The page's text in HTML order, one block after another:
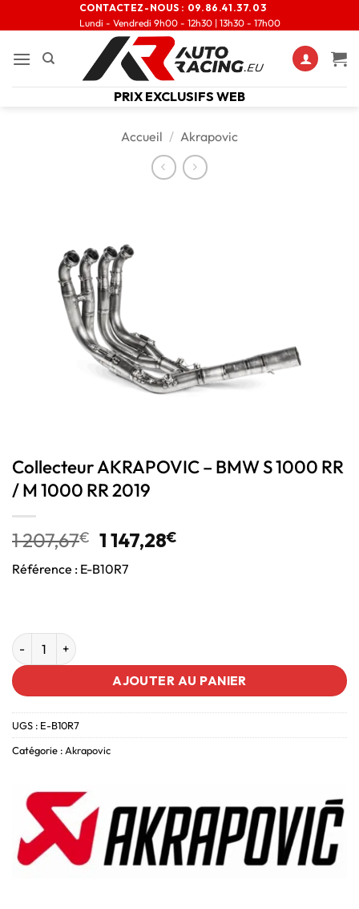
CONTACTEZ-NOUS : 09.86.41.37.03
Lundi - Vendredi 9h00 - 12h30 | 13h30 - 17h00
PRIX EXCLUSIFS WEB
Accueil / Akrapovic
Collecteur AKRAPOVIC – BMW S 1000 RR
/ M 1000 RR 2019
1 207,67€ 1 147,28€
Référence : E-B10R7
AJOUTER AU PANIER
UGS : E-B10R7
Catégorie :Akrapovic